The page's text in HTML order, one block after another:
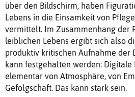
über den Bildschirm, haben
Lebens in die Einsamkeit von
vermittelt. Im Zusammenhang der
leiblichen Lebens ergibt sich also
produktiv kritischen Aufnahme der
kann festgehalten werden:
elementar von Atmosphäre, von
Gefolgschaft. Das kann stark sein.